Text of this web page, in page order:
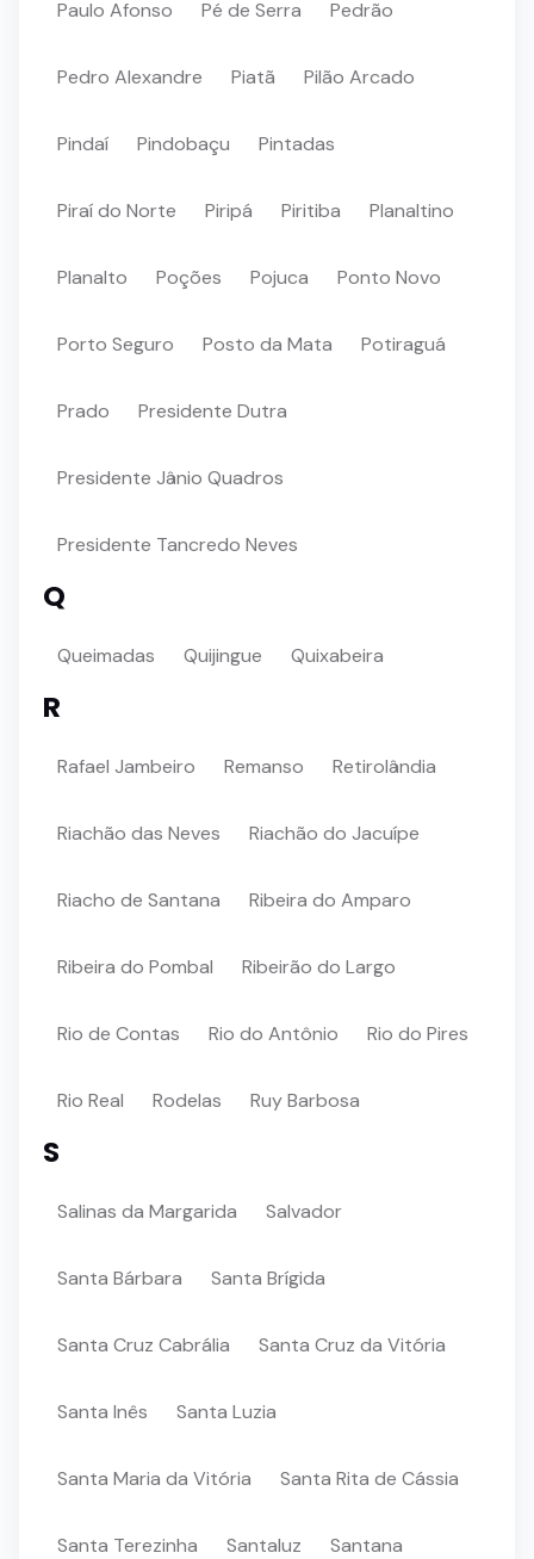
Paulo Afonso Pé de Serra Pedrão
Pedro Alexandre Piatã Pilão Arcado
Pindaí Pindobaçu Pintadas
Piraí do Norte Piripá Piritiba Planaltino
Planalto Poções Pojuca Ponto Novo
Porto Seguro Posto da Mata Potiraguá
Prado Presidente Dutra
Presidente Jânio Quadros
Presidente Tancredo Neves
Q
Queimadas Quijingue Quixabeira
R
Rafael Jambeiro Remanso Retirolândia
Riachão das Neves Riachão do Jacuípe
Riacho de Santana Ribeira do Amparo
Ribeira do Pombal Ribeirão do Largo
Rio de Contas Rio do Antônio Rio do Pires
Rio Real Rodelas Ruy Barbosa
S
Salinas da Margarida Salvador
Santa Bárbara Santa Brígida
Santa Cruz Cabrália Santa Cruz da Vitória
Santa Inês Santa Luzia
Santa Maria da Vitória Santa Rita de Cássia
Santa Terezinha Santaluz Santana